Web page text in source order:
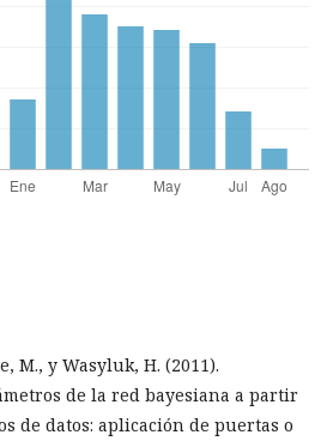
M., y Wasyluk, H. (2011).
de la red bayesiana a partir
de datos: aplicación de puertas o